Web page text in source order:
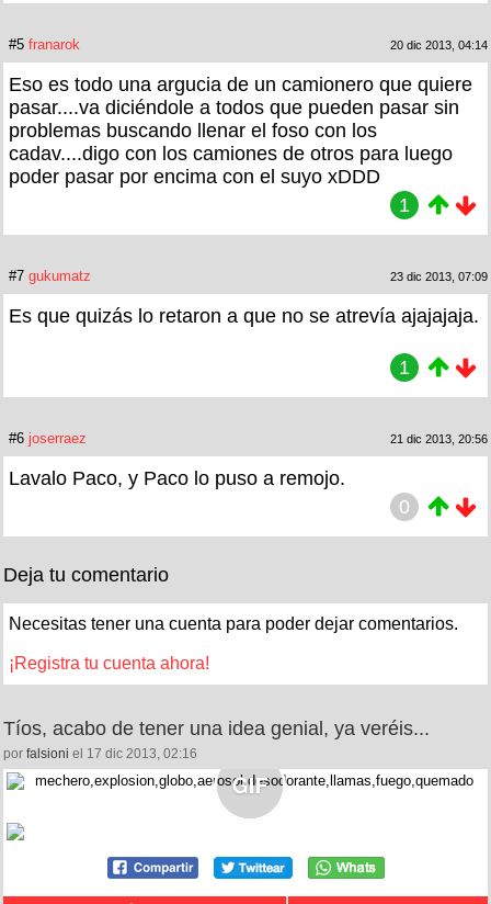
#5 franarok 20 dic 2013, 04:14
Eso es todo una argucia de un camionero que quiere
pasar....va diciéndole a todos que pueden pasar sin
problemas buscando llenar el foso con los
cadav....digo con los camiones de otros para luego
poder pasar por encima con el suyo xDDD
1
#7 gukumatz 23 dic 2013, 07:09
Es que quizás lo retaron a que no se atrevía ajajajaja.
1
#6 joserraez 21 dic 2013, 20:56
Lavalo Paco, y Paco lo puso a remojo.
0
Deja tu comentario
Necesitas tener una cuenta para poder dejar comentarios.
¡Registra tu cuenta ahora!
Tíos, acabo de tener una idea genial, ya veréis...
por falsioni el 17 dic 2013, 02:16